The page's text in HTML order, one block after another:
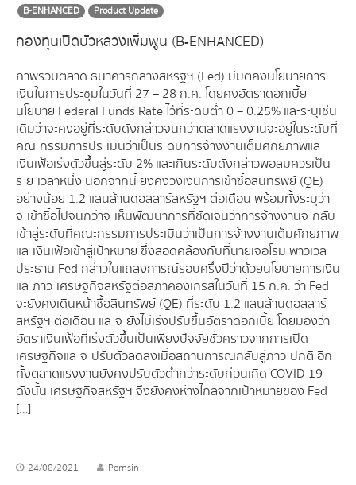
B-ENHANCED Product Update
กองทุนเปิดบัวหลวงเพิ่มพูน (B-ENHANCED)
ภาพรวมตลาด ธนาคารกลางสหรัฐฯ (Fed) มีมติคงนโยบายการ
เงินในการประชุมในวันที่ 27 – 28 ก.ค. โดยคงอัตราดอกเบี้ย
นโยบาย Federal Funds Rate ไว้ที่ระดับต่ำ 0 – 0.25% และระบุเช่น
เดิมว่าจะคงอยู่ที่ระดับดังกล่าวจนกว่าตลาดแรงงานจะอยู่ในระดับที่
คณะกรรมการประเมินว่าเป็นระดับการจ้างงานเต็มศักยภาพและ
เงินเฟ้อเร่งตัวขึ้นสู่ระดับ 2% และเกินระดับดังกล่าวพอสมควรเป็น
ระยะเวลาหนึ่ง นอกจากนี้ ยังคงวงเงินการเข้าซื้อสินทรัพย์ (QE)
อย่างน้อย 1.2 แสนล้านดอลลาร์สหรัฐฯ ต่อเดือน พร้อมทั้งระบุว่า
จะเข้าซื้อไปจนกว่าจะเห็นพัฒนาการที่ชัดเจนว่าการจ้างงานจะกลับ
เข้าสู่ระดับที่คณะกรรมการประเมินว่าเป็นการจ้างงานเต็มศักยภาพ
และเงินเฟ้อเข้าสู่เป้าหมาย ซึ่งสอดคล้องกับที่นายเจอโรม พาวเวล
ประธาน Fed กล่าวในแถลงการณ์รอบครึ่งปีว่าด้วยนโยบายการเงิน
และภาวะเศรษฐกิจสหรัฐต่อสภาคองเกรสในวันที่ 15 ก.ค. ว่า Fed
จะยังคงเดินหน้าซื้อสินทรัพย์ (QE) ที่ระดับ 1.2 แสนล้านดอลลาร์
สหรัฐฯ ต่อเดือน และจะยังไม่เร่งปรับขึ้นอัตราดอกเบี้ย โดยมองว่า
อัตราเงินเฟ้อที่เร่งตัวขึ้นเป็นเพียงปัจจัยชั่วคราวจากการเปิด
เศรษฐกิจและจะปรับตัวลดลงเมื่อสถานการณ์กลับสู่ภาวะปกติ อีก
ทั้งตลาดแรงงานยังคงปรับตัวต่ำกว่าระดับก่อนเกิด COVID-19
ดังนั้น เศรษฐกิจสหรัฐฯ จึงยังคงห่างไกลจากเป้าหมายของ Fed
[…]
24/08/2021 Pornsin